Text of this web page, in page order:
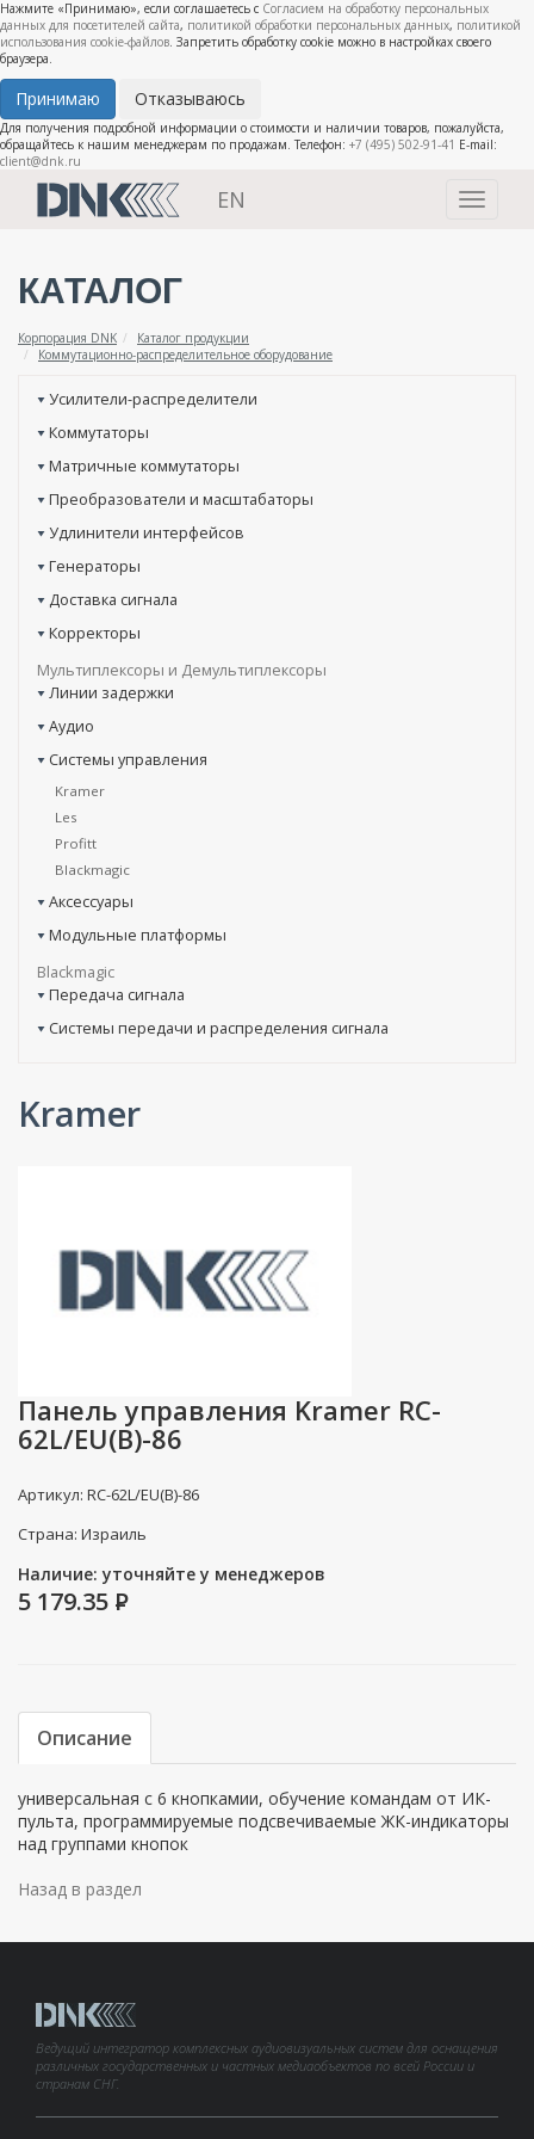
Нажмите «Принимаю», если соглашаетесь с Согласием на обработку персональных
данных для посетителей сайта, политикой обработки персональных данных, политикой
использования cookie-файлов. Запретить обработку cookie можно в настройках своего
браузера.
Принимаю Отказываюсь
Для получения подробной информации о стоимости и наличии товаров, пожалуйста,
обращайтесь к нашим менеджерам по продажам. Телефон: +7 (495) 502-91-41 E-mail:
client@dnk.ru
Toggle
EN
КАТАЛОГ
Корпорация DNK
Каталог продукции
Коммутационно-распределительное оборудование
Усилители-распределители
Коммутаторы
Матричные коммутаторы
Преобразователи и масштабаторы
Удлинители интерфейсов
Генераторы
Доставка сигнала
Корректоры
Мультиплексоры и Демультиплексоры
Линии задержки
Аудио
Системы управления
Kramer
Les
Profitt
Blackmagic
Аксессуары
Модульные платформы
Blackmagic
Передача сигнала
Системы передачи и распределения сигнала
Kramer
Панель управления Kramer RC-
62L/EU(B)-86
Артикул: RC-62L/EU(B)-86
Страна: Израиль
Наличие: уточняйте у менеджеров
5 179.35 P
Описание
универсальная с 6 кнопкамии, обучение командам от ИК-
пульта, программируемые подсвечиваемые ЖК-индикаторы
над группами кнопок
Назад в раздел
Ведущий интегратор комплексных аудиовизуальных систем для оснащения
различных государственных и частных медиаобъектов по всей России и
странам СНГ.